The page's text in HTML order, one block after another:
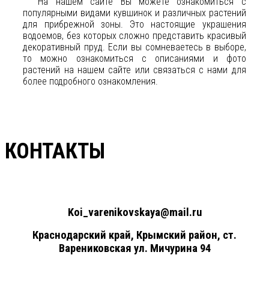
популярными видами кувшинок и различных растений
для прибрежной зоны. Это настоящие украшения
водоемов, без которых сложно представить красивый
декоративный пруд. Если вы сомневаетесь в выборе,
то можно ознакомиться с описаниями и фото
растений на нашем сайте или связаться с нами для
более подробного ознакомления.
КОНТАКТЫ
Koi_varenikovskaya@mail.ru
Краснодарский край, Крымский район, ст.
Варениковская ул. Мичурина 94